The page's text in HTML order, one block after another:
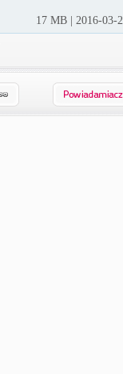
17 MB | 2016-03-